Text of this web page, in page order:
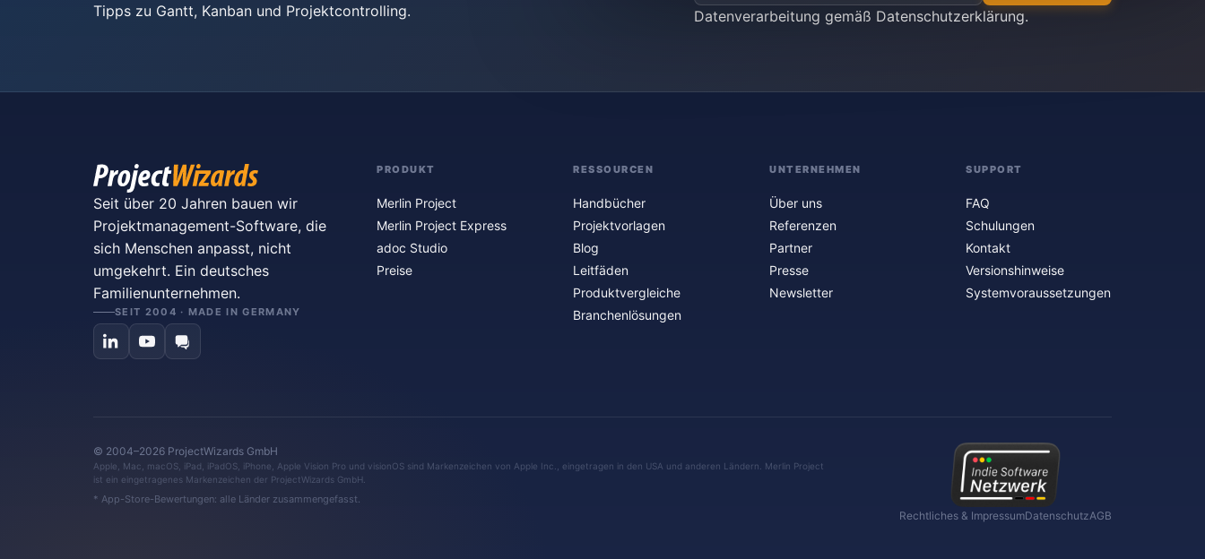
Tipps zu Gantt, Kanban und Projektcontrolling. Datenverarbeitung gemäß Datenschutzerklärung.
Seit über 20 Jahren bauen wir
Projektmanagement-Software, die
sich Menschen anpasst, nicht
umgekehrt. Ein deutsches
Familienunternehmen.
SEIT 2004 · MADE IN GERMANY
PRODUKT
Merlin Project
Merlin Project Express
adoc Studio
Preise
RESSOURCEN
Handbücher
Projektvorlagen
Blog
Leitfäden
Produktvergleiche
Branchenlösungen
UNTERNEHMEN
Über uns
Referenzen
Partner
Presse
Newsletter
SUPPORT
FAQ
Schulungen
Kontakt
Versionshinweise
Systemvoraussetzungen
© 2004–2026 ProjectWizards GmbH
Apple, Mac, macOS, iPad, iPadOS, iPhone, Apple Vision Pro und visionOS sind Markenzeichen von Apple Inc., eingetragen in den USA und anderen Ländern. Merlin Project
ist ein eingetragenes Markenzeichen der ProjectWizards GmbH.
* App-Store-Bewertungen: alle Länder zusammengefasst.
Rechtliches & ImpressumDatenschutzAGB